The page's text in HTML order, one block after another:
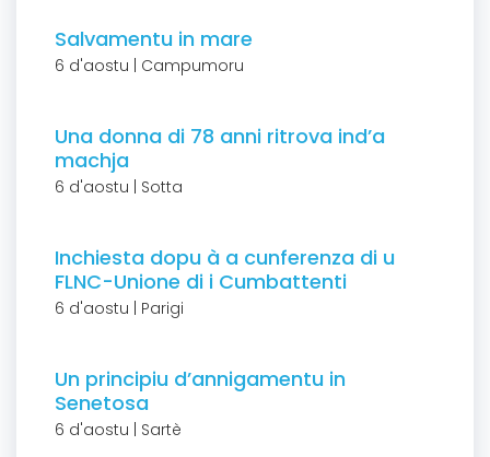
Salvamentu in mare
6 d'aostu | Campumoru
Una donna di 78 anni ritrova ind’a
machja
6 d'aostu | Sotta
Inchiesta dopu à a cunferenza di u
FLNC-Unione di i Cumbattenti
6 d'aostu | Parigi
Un principiu d’annigamentu in
Senetosa
6 d'aostu | Sartè